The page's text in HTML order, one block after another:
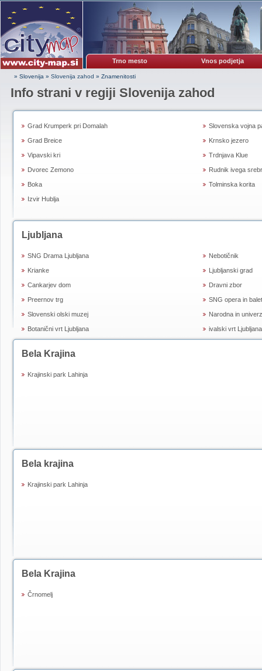
Trno mesto Vnos podjetja
» Slovenija » Slovenija zahod » Znamenitosti
Info strani v regiji Slovenija zahod
Grad Krumperk pri Domalah Slovenska vojna
Grad Breice Krnsko jezero
Vipavski kri Trdnjava Klue
Dvorec Zemono Rudnik ivega
Boka Tolminska korita
Izvir Hublja
Ljubljana
SNG Drama Ljubljana Nebotičnik
Krianke Ljubljanski grad
Cankarjev dom Dravni zbor
Preernov trg SNG opera in balet
Slovenski olski muzej Narodna in
Botanični vrt Ljubljana ivalski vrt Ljubljana
Bela Krajina
Krajinski park Lahinja
Bela krajina
Krajinski park Lahinja
Bela Krajina
Črnomelj